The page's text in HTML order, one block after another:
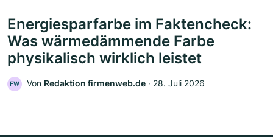
Energiesparfarbe im Faktencheck:
Was wärmedämmende Farbe
physikalisch wirklich leistet
FW Von Redaktion firmenweb.de ‧ 28. Juli 2026